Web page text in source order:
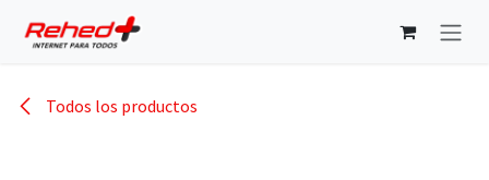
Todos los productos